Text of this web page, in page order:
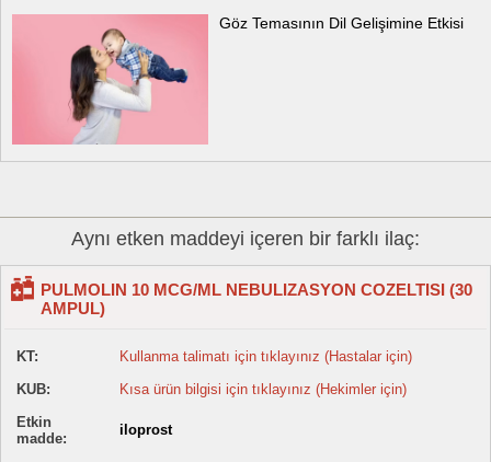
Göz Temasının Dil Gelişimine Etkisi
Aynı etken maddeyi içeren bir farklı ilaç:
PULMOLIN 10 MCG/ML NEBULIZASYON COZELTISI (30
AMPUL)
KT:
Kullanma talimatı için tıklayınız (Hastalar için)
KUB:
Kısa ürün bilgisi için tıklayınız (Hekimler için)
Etkin
madde:
iloprost